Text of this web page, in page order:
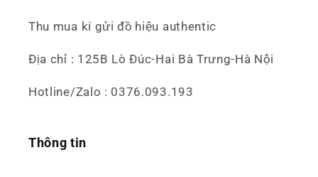
Thu mua kí gửi đồ hiệu authentic
Địa chỉ : 125B Lò Đúc-Hai Bà Trưng-Hà Nội
Hotline/Zalo : 0376.093.193
Thông tin